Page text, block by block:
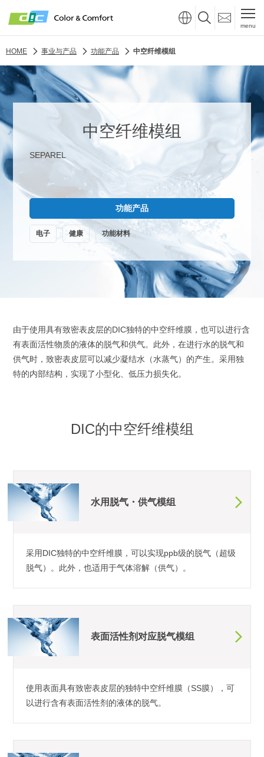
menu
HOME 事业与产品 功能产品 中空纤维模组
中空纤维模组
SEPAREL
功能产品
电子 健康 功能材料
由于使用具有致密表皮层的DIC独特的中空纤维膜，也可以进行含
有表面活性物质的液体的脱气和供气。此外，在进行水的脱气和
供气时，致密表皮层可以减少凝结水（水蒸气）的产生。采用独
特的内部结构，实现了小型化、低压力损失化。
DIC的中空纤维模组
水用脱气・供气模组
采用DIC独特的中空纤维膜，可以实现ppb级的脱气（超级
脱气）。此外，也适用于气体溶解（供气）。
表面活性剂对应脱气模组
使用表面具有致密表皮层的独特中空纤维膜（SS膜），可
以进行含有表面活性剂的液体的脱气。